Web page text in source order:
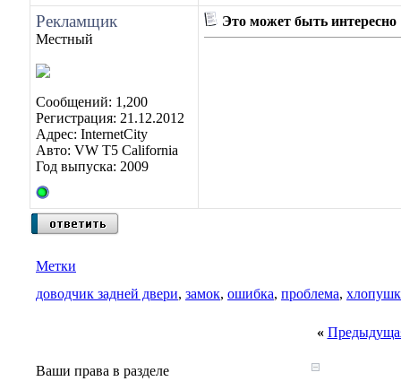
Рекламщик
Местный
Сообщений: 1,200
Регистрация: 21.12.2012
Адрес: InternetCity
Авто: VW T5 California
Год выпуска: 2009
Это может быть интересно
Метки
доводчик задней двери, замок, ошибка, проблема,
«
Ваши права в разделе